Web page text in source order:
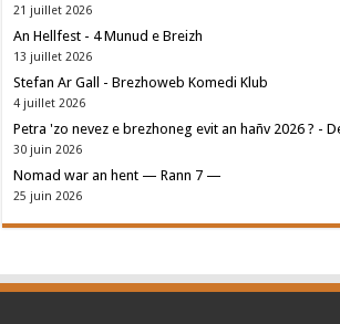
21 juillet 2026
An Hellfest - 4 Munud e Breizh
13 juillet 2026
Stefan Ar Gall - Brezhoweb Komedi Klub
4 juillet 2026
Petra 'zo nevez e brezhoneg evit an hañv 2026 ? -
30 juin 2026
Nomad war an hent — Rann 7 —
25 juin 2026